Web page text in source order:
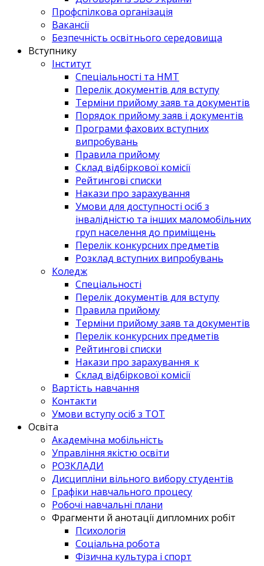
Профспілкова організація
Вакансії
Безпечність освітнього середовища
Вступнику
Інститут
Спеціальності та НМТ
Перелік документів для вступу
Терміни прийому заяв та документів
Порядок прийому заяв і документів
Програми фахових вступних
випробувань
Правила прийому
Склад відбіркової комісії
Рейтингові списки
Накази про зарахування
Умови для доступності осіб з
інвалідністю та інших маломобільних
груп населення до приміщень
Перелік конкурсних предметів
Розклад вступних випробувань
Коледж
Спеціальності
Перелік документів для вступу
Правила прийому
Терміни прийому заяв та документів
Перелік конкурсних предметів
Рейтингові списки
Накази про зарахування_к
Склад відбіркової комісії
Вартість навчання
Контакти
Умови вступу осіб з ТОТ
Освіта
Академічна мобільність
Управління якістю освіти
РОЗКЛАДИ
Дисципліни вільного вибору студентів
Графіки навчального процесу
Робочі навчальні плани
Фрагменти й анотації дипломних робіт
Психологія
Соціальна робота
Фізична культура і спорт